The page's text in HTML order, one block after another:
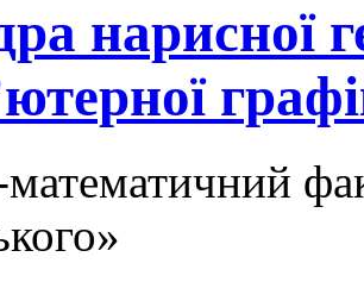
нарисної
математичний